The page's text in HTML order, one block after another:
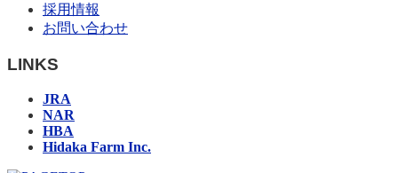
採用情報
お問い合わせ
LINKS
JRA
NAR
HBA
Hidaka Farm Inc.